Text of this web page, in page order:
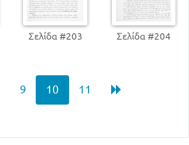
Σελίδα #203 Σελίδα #204
9 10 11